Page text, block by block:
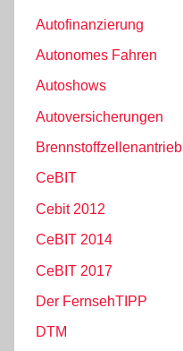
Autofinanzierung
Autonomes Fahren
Autoshows
Autoversicherungen
Brennstoffzellenantrieb
CeBIT
Cebit 2012
CeBIT 2014
CeBIT 2017
Der FernsehTIPP
DTM